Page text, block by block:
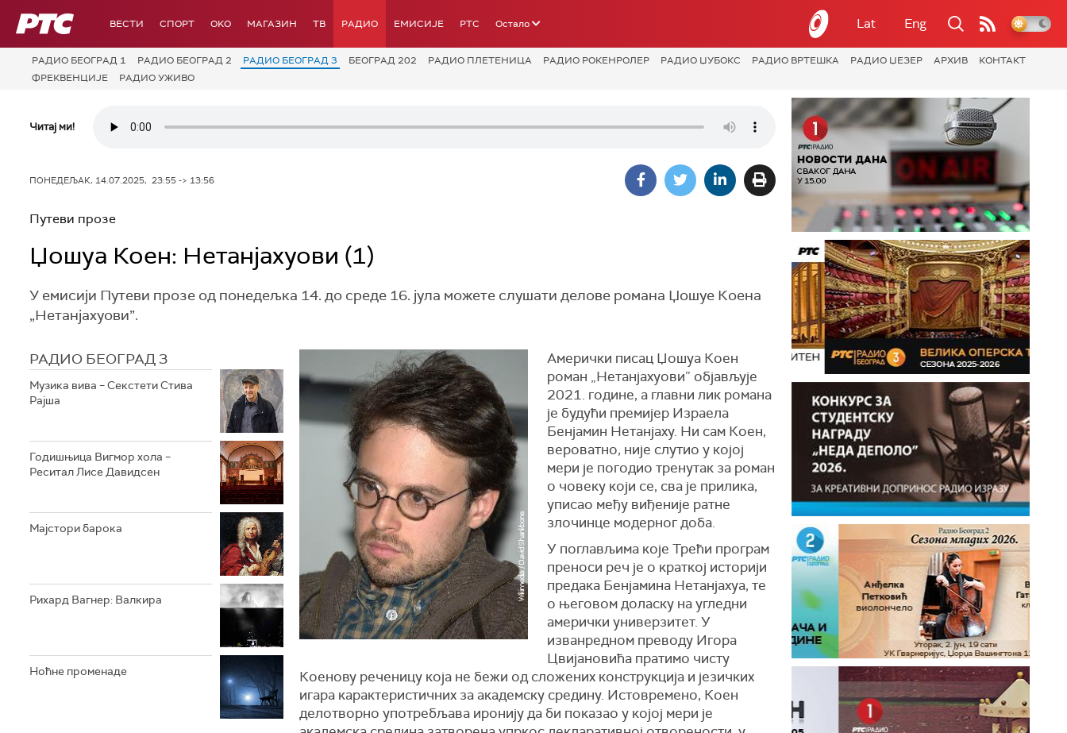
РТС ВЕСТИ СПОРТ OKO МАГАЗИН ТВ РАДИО ЕМИСИЈЕ РТС Остало Lat Eng
РАДИО БЕОГРАД 1 РАДИО БЕОГРАД 2 РАДИО БЕОГРАД 3 БЕОГРАД 202 РАДИО ПЛЕТЕНИЦА РАДИО РОКЕНРОЛЕР РАДИО ЏУБОКС РАДИО ВРТЕШКА РАДИО ЏЕЗЕР АРХИВ
КОНТАКТ
ФРЕКВЕНЦИЈЕ
РАДИО УЖИВО
Читај ми!
ПОНЕДЕЉАК, 14.07.2025, 23:55 -> 13:56
Путеви прозе
Џошуа Коен: Нетанјахуови (1)
У емисији Путеви прозе од понедељка 14. до среде 16. јула можете слушати делове романа Џошуе Коена
„Нетанјахуови”.
РАДИО БЕОГРАД 3
Музика вива – Секстети Стива
Рајша
Годишњица Вигмор хола –
Реситал Лисе Давидсен
Мајстори барока
Рихард Вагнер: Валкира
Ноћне променаде
Амерички писац Џошуа Коен
роман „Нетанјахуови” објављује
2021. године, а главни лик романа
је будући премијер Израела
Бенјамин Нетанјаху. Ни сам Коен,
вероватно, није слутио у којој
мери је погодио тренутак за роман
о човеку који се, сва је прилика,
уписао међу виђеније ратне
злочинце модерног доба.
У поглављима које Трећи програм
преноси реч је о краткој историји
предака Бенјамина Нетанјахуа, те
о његовом доласку на угледни
амерички универзитет. У
изванредном преводу Игора
Цвијановића пратимо чисту
Коенову реченицу која не бежи од сложених конструкција и језичких
игара карактеристичних за академску средину. Истовремено, Коен
делотворно употребљава иронију да би показао у којој мери је